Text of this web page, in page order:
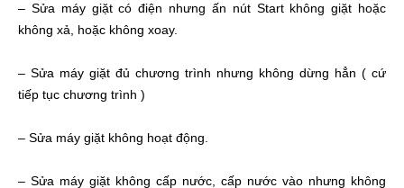
– Sửa máy giặt có điện nhưng ấn nút Start không giặt hoặc
không xả, hoặc không xoay.
– Sửa máy giặt đủ chương trình nhưng không dừng hẳn ( cứ
tiếp tục chương trình )
– Sửa máy giặt không hoạt động.
– Sửa máy giặt không cấp nước, cấp nước vào nhưng không